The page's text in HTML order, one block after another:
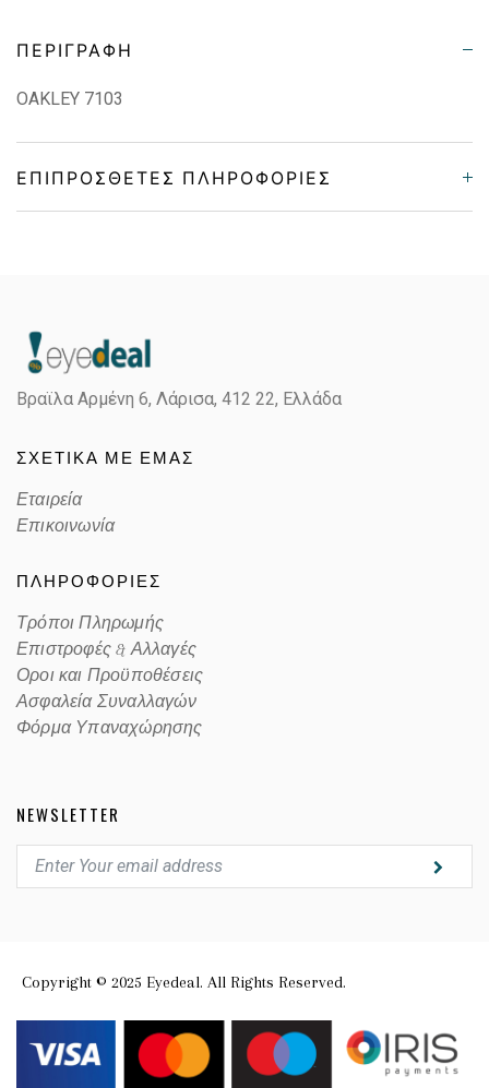
ΠΕΡΙΓΡΑΦΉ
OAKLEY 7103
ΕΠΙΠΡΌΣΘΕΤΕΣ ΠΛΗΡΟΦΟΡΊΕΣ
Color
Lens Color MIRROR PRIZM SNOW ARGON
Color code
Βραϊλα Αρμένη 6, Λάρισα, 412 22, Ελλάδα
ΣΧΕΤΙΚΑ ΜΕ ΕΜΑΣ
Εταιρεία
Επικοινωνία
ΠΛΗΡΟΦΟΡΙΕΣ
Τρόποι Πληρωμής
Επιστροφές & Αλλαγές
Οροι και Προϋποθέσεις
Ασφαλεία Συναλλαγών
Φόρμα Υπαναχώρησης
NEWSLETTER
Copyright © 2025 Eyedeal. All Rights Reserved.